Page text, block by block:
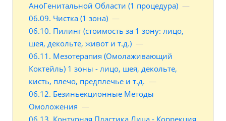
АноГенитальной Области (1 процедура) —
06.09. Чистка (1 зона) —
06.10. Пилинг (стоимость за 1 зону: лицо,
шея, декольте, живот и т.д.) —
06.11. Мезотерапия (Омолаживающий
Коктейль) 1 зоны - лицо, шея, декольте,
кисть, плечо, предплечье и т.д. —
06.12. Безиньекционные Методы
Омоложения —
06.13. Контурная Пластика Лица - Коррекция